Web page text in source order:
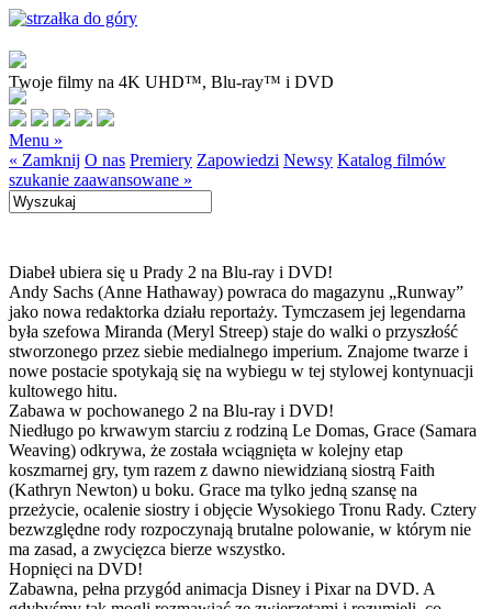
Twoje filmy na 4K UHD™, Blu-ray™ i DVD
Menu »
« Zamknij O nas Premiery Zapowiedzi Newsy Katalog filmów
szukanie zaawansowane »
Diabeł ubiera się u Prady 2 na Blu-ray i DVD!
Andy Sachs (Anne Hathaway) powraca do magazynu „Runway”
jako nowa redaktorka działu reportaży. Tymczasem jej legendarna
była szefowa Miranda (Meryl Streep) staje do walki o przyszłość
stworzonego przez siebie medialnego imperium. Znajome twarze i
nowe postacie spotykają się na wybiegu w tej stylowej kontynuacji
kultowego hitu.
Zabawa w pochowanego 2 na Blu-ray i DVD!
Niedługo po krwawym starciu z rodziną Le Domas, Grace (Samara
Weaving) odkrywa, że została wciągnięta w kolejny etap
koszmarnej gry, tym razem z dawno niewidzianą siostrą Faith
(Kathryn Newton) u boku. Grace ma tylko jedną szansę na
przeżycie, ocalenie siostry i objęcie Wysokiego Tronu Rady. Cztery
bezwzględne rody rozpoczynają brutalne polowanie, w którym nie
ma zasad, a zwycięzca bierze wszystko.
Hopnięci na DVD!
Zabawna, pełna przygód animacja Disney i Pixar na DVD. A